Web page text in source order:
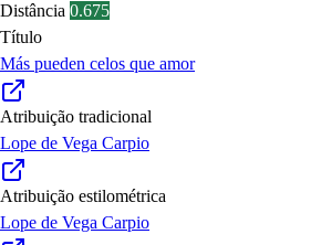
Distância 0.675
Título
Más pueden celos que amor
Atribuição tradicional
Lope de Vega Carpio
Atribuição estilométrica
Lope de Vega Carpio